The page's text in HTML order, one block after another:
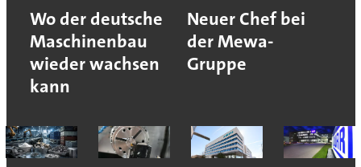
Wo der deutsche
Maschinenbau
wieder wachsen
kann
Neuer Chef bei
der Mewa-
Gruppe